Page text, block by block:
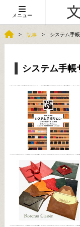
メニュー
記事 システム手
システム手帳